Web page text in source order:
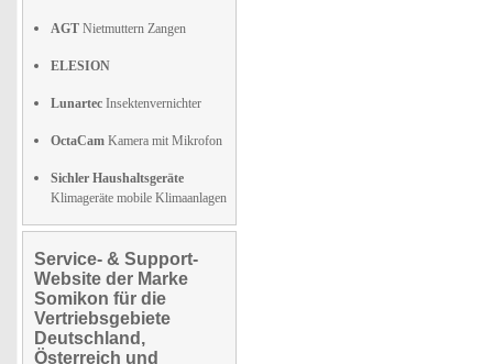
AGT Nietmuttern Zangen
ELESION
Lunartec Insektenvernichter
OctaCam Kamera mit Mikrofon
Sichler Haushaltsgeräte
Klimageräte mobile Klimaanlagen
Service- & Support-
Website der Marke
Somikon für die
Vertriebsgebiete
Deutschland,
Österreich und